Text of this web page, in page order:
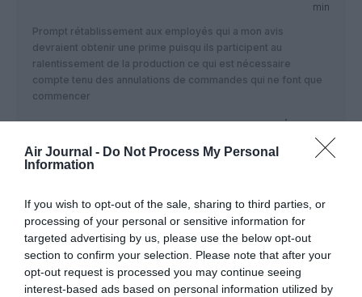
Air Journal - Do Not Process My Personal
Information
If you wish to opt-out of the sale, sharing to third parties, or
processing of your personal or sensitive information for
targeted advertising by us, please use the below opt-out
section to confirm your selection. Please note that after your
opt-out request is processed you may continue seeing
interest-based ads based on personal information utilized by
min
Prompt rétablissement aux employés qui a mon avis
devraient obtenir une prime puisqu ils participent au
ralentissement de la production ce qui est nécessaire
compte tenu des annulations de commandes qui ne font que
commencer
RÉPONDRE
FAIRE UN DON